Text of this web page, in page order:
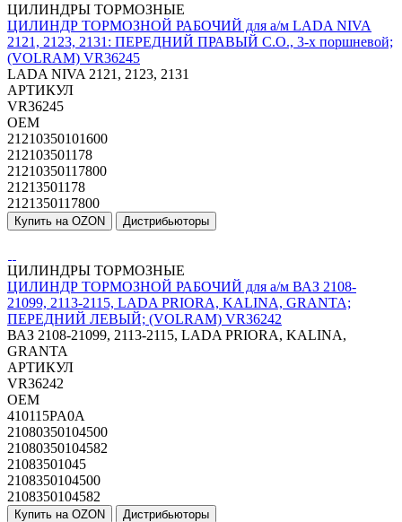
ЦИЛИНДРЫ ТОРМОЗНЫЕ
ЦИЛИНДР ТОРМОЗНОЙ РАБОЧИЙ для а/м LADA NIVA
2121, 2123, 2131: ПЕРЕДНИЙ ПРАВЫЙ С.О., 3-х поршневой;
(VOLRAM) VR36245
LADA NIVA 2121, 2123, 2131
АРТИКУЛ
VR36245
OEM
21210350101600
212103501178
21210350117800
21213501178
2121350117800
Купить на OZON Дистрибьюторы
ЦИЛИНДРЫ ТОРМОЗНЫЕ
ЦИЛИНДР ТОРМОЗНОЙ РАБОЧИЙ для а/м ВАЗ 2108-
21099, 2113-2115, LADA PRIORA, KALINA, GRANTA;
ПЕРЕДНИЙ ЛЕВЫЙ; (VOLRAM) VR36242
ВАЗ 2108-21099, 2113-2115, LADA PRIORA, KALINA,
GRANTA
АРТИКУЛ
VR36242
OEM
410115PA0A
21080350104500
21080350104582
21083501045
2108350104500
2108350104582
Купить на OZON Дистрибьюторы